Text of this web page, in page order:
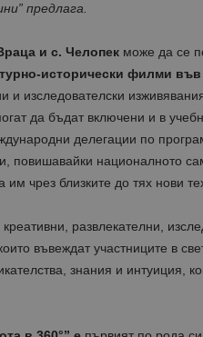
предлага.
и с. Челопек може да се
исторически филми
и изследователски
да бъдат включени и в
делегации по
повишавайки националното
чрез близките до тях нови
развлекателни,
въвеждат участниците в
знания и интуиция,